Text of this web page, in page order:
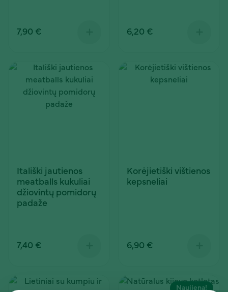
7,90 € 6,20 €
Itališki jautienos
meatballs kukuliai
džiovintų pomidorų
padaže
7,40 €
Korėjietiški vištienos
kepsneliai
6,90 €
Naujiena!